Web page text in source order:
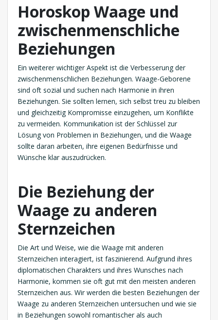
Horoskop Waage und
zwischenmenschliche
Beziehungen
Ein weiterer wichtiger Aspekt ist die Verbesserung der
zwischenmenschlichen Beziehungen. Waage-Geborene
sind oft sozial und suchen nach Harmonie in ihren
Beziehungen. Sie sollten lernen, sich selbst treu zu bleiben
und gleichzeitig Kompromisse einzugehen, um Konflikte
zu vermeiden. Kommunikation ist der Schlüssel zur
Lösung von Problemen in Beziehungen, und die Waage
sollte daran arbeiten, ihre eigenen Bedürfnisse und
Wünsche klar auszudrücken.
Die Beziehung der
Waage zu anderen
Sternzeichen
Die Art und Weise, wie die Waage mit anderen
Sternzeichen interagiert, ist faszinierend. Aufgrund ihres
diplomatischen Charakters und ihres Wunsches nach
Harmonie, kommen sie oft gut mit den meisten anderen
Sternzeichen aus. Wir werden die besten Beziehungen der
Waage zu anderen Sternzeichen untersuchen und wie sie
in Beziehungen sowohl romantischer als auch